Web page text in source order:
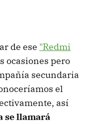
de ese "Redmi
ocasiones pero
secundaria
el
así
se llamará